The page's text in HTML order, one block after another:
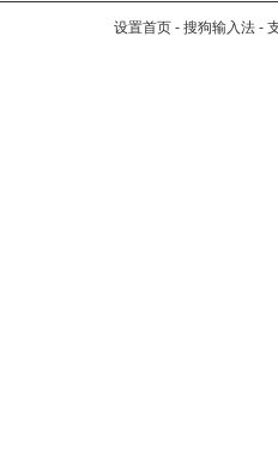
设置首页 - 搜狗输入法 -